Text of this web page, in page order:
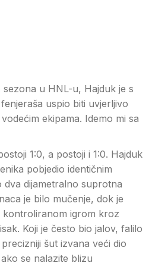
sezona u HNL-u, Hajduk je s
uspio biti uvjerljivo
ekipama. Idemo mi sa
1:0, a postoji i 1:0. Hajduk
pobjedio identičnim
dva dijametralno suprotna
je bilo mučenje, dok je
kontroliranom igrom kroz
Koji je često bio jalov, falilo
šut izvana veći dio
se nalazite blizu